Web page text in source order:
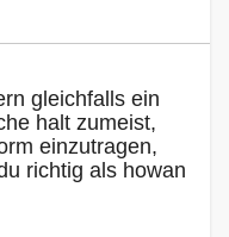
gleichfalls ein
halt zumeist,
einzutragen,
richtig als howan